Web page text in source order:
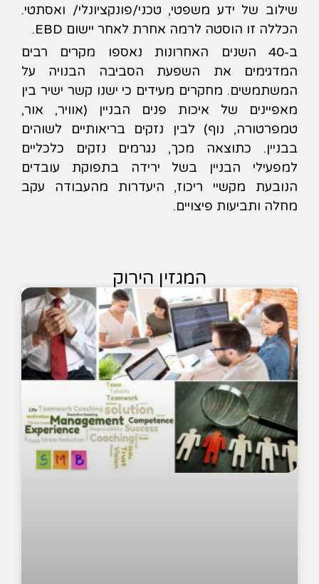
שילוב של ידע משפטי, טכני/פונקציונלי/ ואסתטי.
הכללה זו הוסטה לרמה אחרת לאחר יישום EBD.
ב-40 השנים האחרונות נאספו מקרים רבים
המדגימים את השפעת הסביבה הבנויה על
המשתמשים. מחקרים מעידים כי ישנו קשר ישיר בין
מאפיינים של איכות פנים הבניין (אוויר, אור,
טמפרטורה, נוף) לבין נזקים בריאותיים לשוהים
בבניין. כתוצאה מכך, נגרמים נזקים כלכליים
למפעילי הבניין בשל ירידה בתפוקת עובדים
הנובעת מקשיי ריכוז, היעדרות מהעבודה עקב
מחלה ותביעות פיצויים.
המגזין הירוק